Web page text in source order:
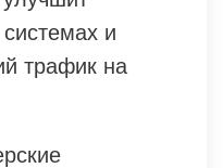
и
трафик на